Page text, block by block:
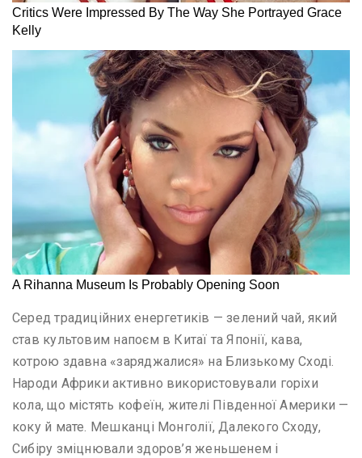
Серед традиційних енергетиків — зелений чай, який
став культовим напоєм в Китаї та Японії, кава,
котрою здавна «заряджалися» на Близькому Сході.
Народи Африки активно використовували горіхи
кола, що містять кофеїн, жителі Південної Америки —
коку й мате. Мешканці Монголії, Далекого Сходу,
Сибіру зміцнювали здоров’я женьшенем і